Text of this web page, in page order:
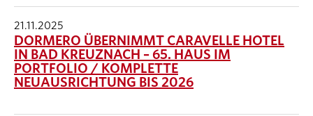
21.11.2025
DORMERO ÜBERNIMMT CARAVELLE HOTEL
IN BAD KREUZNACH – 65. HAUS IM
PORTFOLIO / KOMPLETTE
NEUAUSRICHTUNG BIS 2026